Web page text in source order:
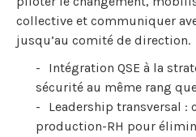
collective et communiquer
jusqu’au comité de direction.
Intégration QSE à la
sécurité au même rang
Leadership transversal :
production-RH pour